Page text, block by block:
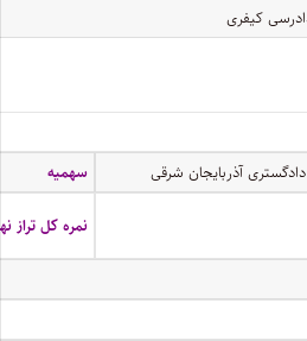
کیفری
آذربایجان شرقی
سهمیه
نمره کل تراز